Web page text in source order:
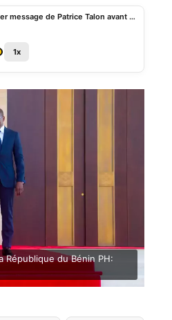
Bénin: dernier message de Patrice Talon avant son départ du pouvoir
1x
République du Bénin PH: